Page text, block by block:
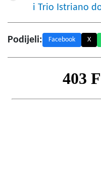
i Trio Istriano
Podijeli: Facebook X